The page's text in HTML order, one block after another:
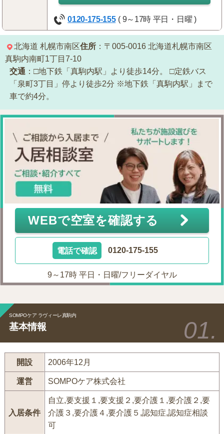
0120-175-155 ( 9～17時 平日・日曜 )
北海道 札幌市南区住所 ：〒005-0016 北海道札幌市南区
真駒内南町1丁目7-10
交通 ：□地下鉄「真駒内駅」より徒歩14分。
□定鉄バス
「泉町3丁目」停より徒歩2分 ※地下鉄「真駒内駅」まで
車で約4分。
WEBで空室を確認する
電話で確認 0120-175-155
9～17時 平日・日曜/フリーダイヤル
SOMPOケア ラヴィーレ真駒内
基本情報
開設 2006年12月
運営 SOMPOケア株式会社
入居条件
自立,要支援１,要支援２,要介護１,要介護２,要
介護３,要介護４,要介護５,認知症,認知症相談
可